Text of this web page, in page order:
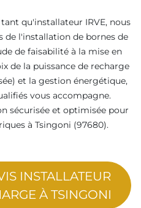
qu'installateur IRVE, nous
de l'installation de bornes de
de faisabilité à la mise en
de la puissance de recharge
et la gestion énergétique,
vous accompagne.
sécurisée et optimisée pour
à Tsingoni (97680).
INSTALLATEUR
À TSINGONI